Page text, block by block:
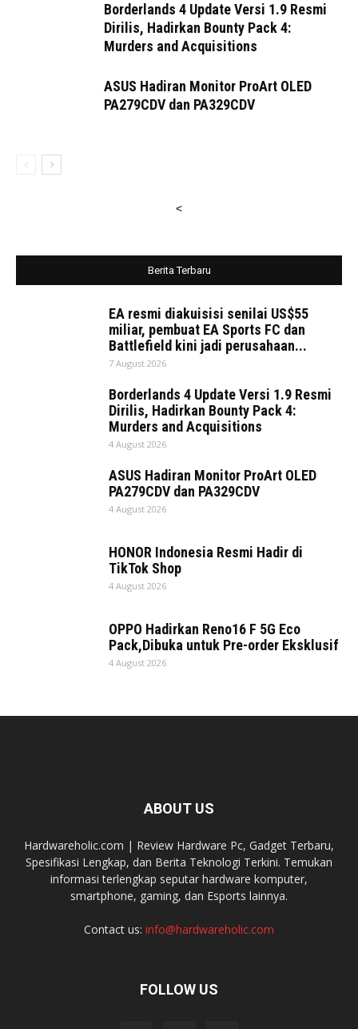
Borderlands 4 Update Versi 1.9 Resmi
Dirilis, Hadirkan Bounty Pack 4:
Murders and Acquisitions
ASUS Hadiran Monitor ProArt OLED
PA279CDV dan PA329CDV
<
Berita Terbaru
EA resmi diakuisisi senilai US$55
miliar, pembuat EA Sports FC dan
Battlefield kini jadi perusahaan...
7 August 2026
Borderlands 4 Update Versi 1.9 Resmi
Dirilis, Hadirkan Bounty Pack 4:
Murders and Acquisitions
4 August 2026
ASUS Hadiran Monitor ProArt OLED
PA279CDV dan PA329CDV
4 August 2026
HONOR Indonesia Resmi Hadir di
TikTok Shop
4 August 2026
OPPO Hadirkan Reno16 F 5G Eco
Pack,Dibuka untuk Pre-order Eksklusif
4 August 2026
ABOUT US
Hardwareholic.com | Review Hardware Pc, Gadget Terbaru,
Spesifikasi Lengkap, dan Berita Teknologi Terkini. Temukan
informasi terlengkap seputar hardware komputer,
smartphone, gaming, dan Esports lainnya.
Contact us: info@hardwareholic.com
FOLLOW US